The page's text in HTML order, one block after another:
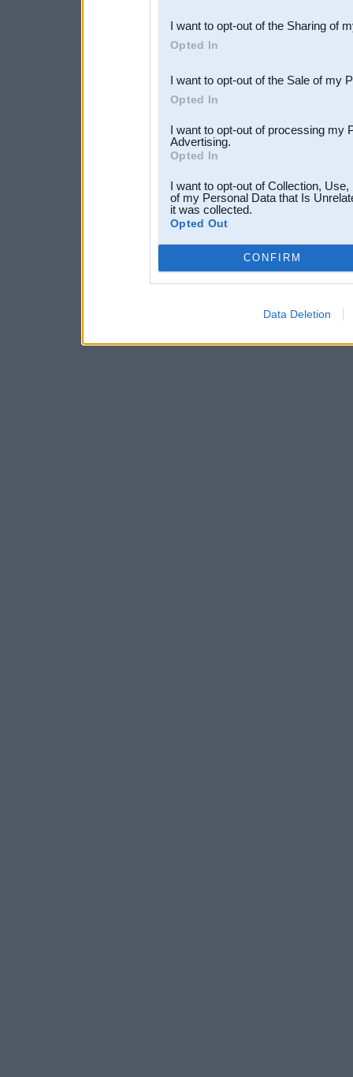
Downstream Participants
third parties.
I want to opt-out of the Sharing of
Opted In
I want to opt-out of the Sale of my
Opted In
I want to opt-out of processing my
Advertising.
Opted In
I want to opt-out of Collection,
of my Personal Data that Is
it was collected.
Opted Out
CONFIRM
Data Deletion